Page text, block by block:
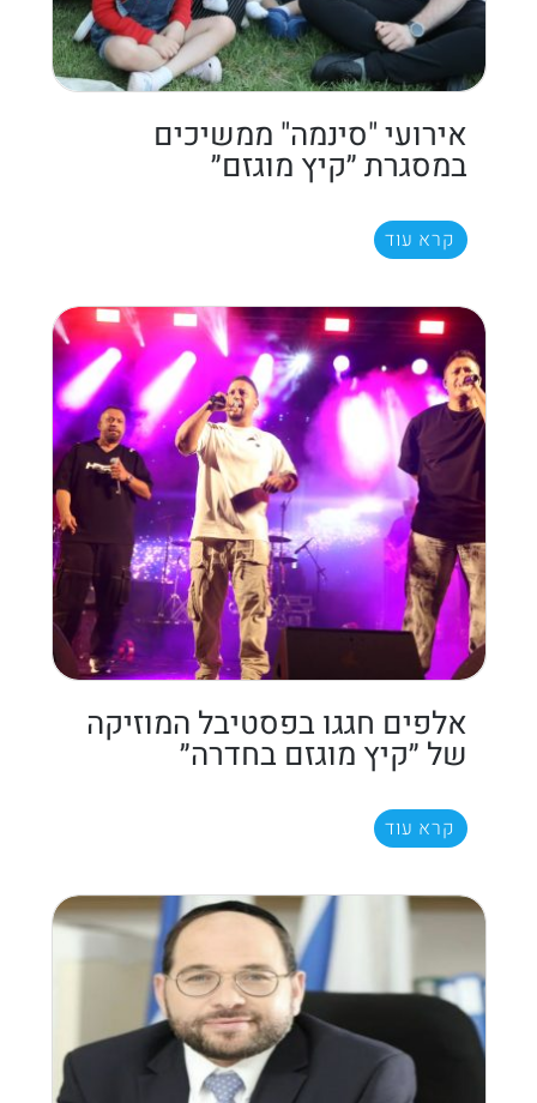
אירועי "סינמה" ממשיכים
במסגרת ״קיץ מוגזם״
קרא עוד
אלפים חגגו בפסטיבל המוזיקה
של ״קיץ מוגזם בחדרה״
קרא עוד